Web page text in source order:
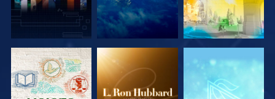
DÉCOUVRIR
LES SÉRIES
DÉCOUVRIR
LES SÉRIES
DÉCOUVRIR
LES SÉRIES